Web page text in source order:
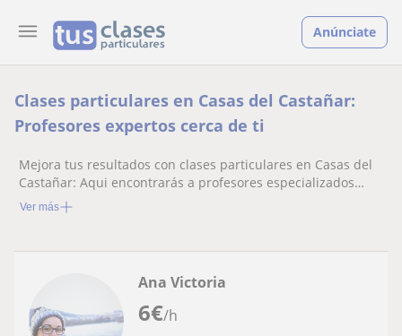
Anúnciate
Clases particulares en Casas del Castañar:
Profesores expertos cerca de ti
Mejora tus resultados con clases particulares en Casas del
Castañar: Aqui encontrarás a profesores especializados
listos para ayudarte.
Ver más
6€/h
Ana Victoria